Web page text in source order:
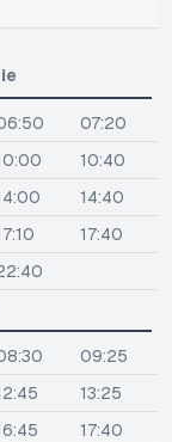
07:20
10:40
14:40
17:40
09:25
13:25
17:40